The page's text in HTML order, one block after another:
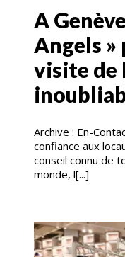
A
Angels »
visite de
Archive : En-
confiance aux
conseil connu de
monde, l[...]